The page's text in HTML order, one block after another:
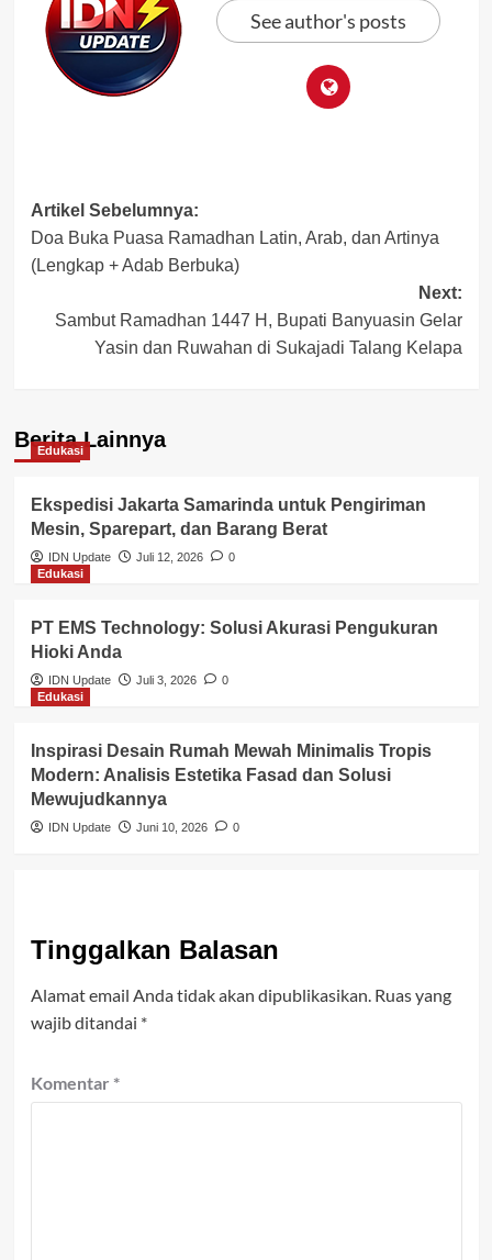
See author's posts
Post
navigation
Artikel Sebelumnya:
Doa Buka Puasa Ramadhan Latin, Arab, dan Artinya
(Lengkap + Adab Berbuka)
Next:
Sambut Ramadhan 1447 H, Bupati Banyuasin Gelar
Yasin dan Ruwahan di Sukajadi Talang Kelapa
Berita Lainnya
Edukasi
Ekspedisi Jakarta Samarinda untuk Pengiriman
Mesin, Sparepart, dan Barang Berat
IDN Update Juli 12, 2026
0
Edukasi
PT EMS Technology: Solusi Akurasi Pengukuran
Hioki Anda
IDN Update Juli 3, 2026
0
Edukasi
Inspirasi Desain Rumah Mewah Minimalis Tropis
Modern: Analisis Estetika Fasad dan Solusi
Mewujudkannya
IDN Update Juni 10, 2026 0
Tinggalkan Balasan
Alamat email Anda tidak akan dipublikasikan. Ruas yang
wajib ditandai *
Komentar *